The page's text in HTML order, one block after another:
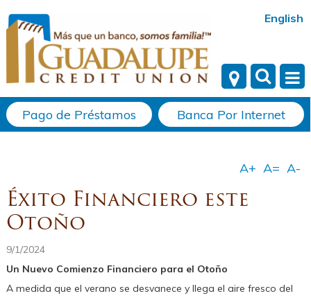
English
Pago de Préstamos Banca Por Internet
Éxito Financiero este
Otoño
9/1/2024
Un Nuevo Comienzo Financiero para el Otoño
A medida que el verano se desvanece y llega el aire fresco del